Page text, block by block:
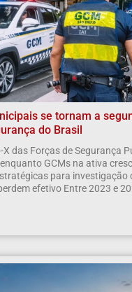
se tornam a
do Brasil
X das Forças de Segurança
GCMs na ativa
para investigação
efetivo Entre 2023 e